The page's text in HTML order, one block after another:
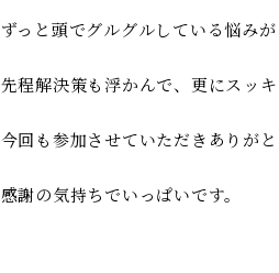
ずっと頭でグルグルしている悩み
先程解決策も浮かんで、更にスッキ
今回も参加させていただきありがと
感謝の気持ちでいっぱいです。